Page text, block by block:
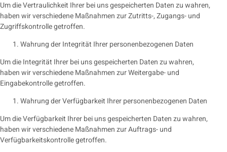
Um die Vertraulichkeit Ihrer bei uns gespeicherten Daten zu wahren,
haben wir verschiedene Maßnahmen zur Zutritts-, Zugangs- und
Zugriffskontrolle getroffen.
Wahrung der Integrität Ihrer personenbezogenen Daten
Um die Integrität Ihrer bei uns gespeicherten Daten zu wahren,
haben wir verschiedene Maßnahmen zur Weitergabe- und
Eingabekontrolle getroffen.
Wahrung der Verfügbarkeit Ihrer personenbezogenen Daten
Um die Verfügbarkeit Ihrer bei uns gespeicherten Daten zu wahren,
haben wir verschiedene Maßnahmen zur Auftrags- und
Verfügbarkeitskontrolle getroffen.